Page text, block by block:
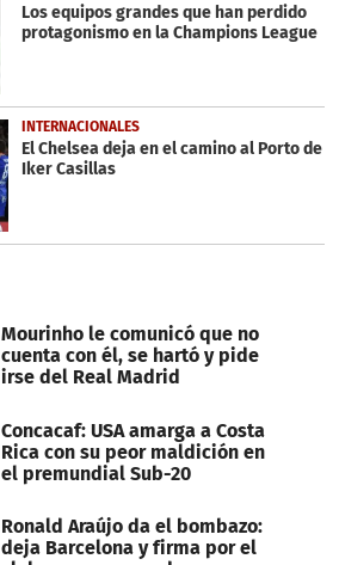
Los equipos grandes que han perdido
protagonismo en la Champions League
INTERNACIONALES
El Chelsea deja en el camino al Porto de
Iker Casillas
Mourinho le comunicó que no
cuenta con él, se hartó y pide
irse del Real Madrid
Concacaf: USA amarga a Costa
Rica con su peor maldición en
el premundial Sub-20
Ronald Araújo da el bombazo:
deja Barcelona y firma por el